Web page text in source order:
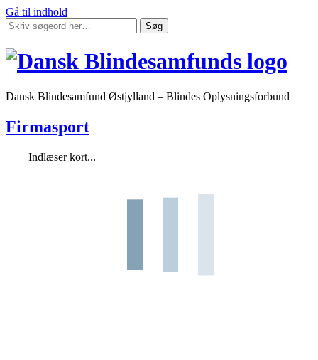
Gå til indhold
Søg
Dansk Blindesamfund Østjylland – Blindes Oplysningsforbund
Firmasport
Indlæser kort...